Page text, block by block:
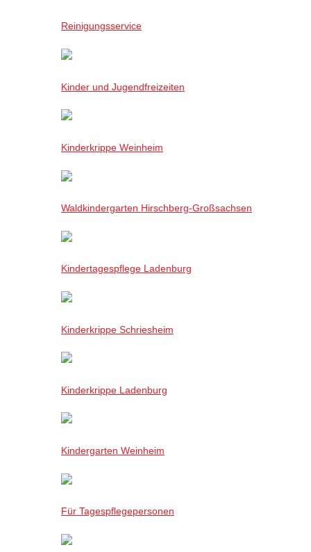
Reinigungsservice
Kinder und Jugendfreizeiten
Kinderkrippe Weinheim
Waldkindergarten Hirschberg-Großsachsen
Kindertagespflege Ladenburg
Kinderkrippe Schriesheim
Kinderkrippe Ladenburg
Kindergarten Weinheim
Für Tagespflegepersonen